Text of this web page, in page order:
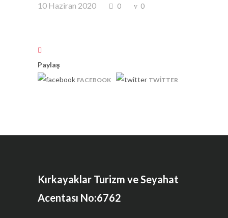
10 Haziran 2020 0 0
Paylaş
FACEBOOK TWITTER
Kırkayaklar Turizm ve Seyahat
Acentası No:6762